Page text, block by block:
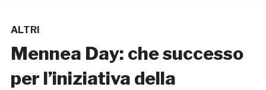
ALTRI
Mennea Day: che successo
per l’iniziativa della